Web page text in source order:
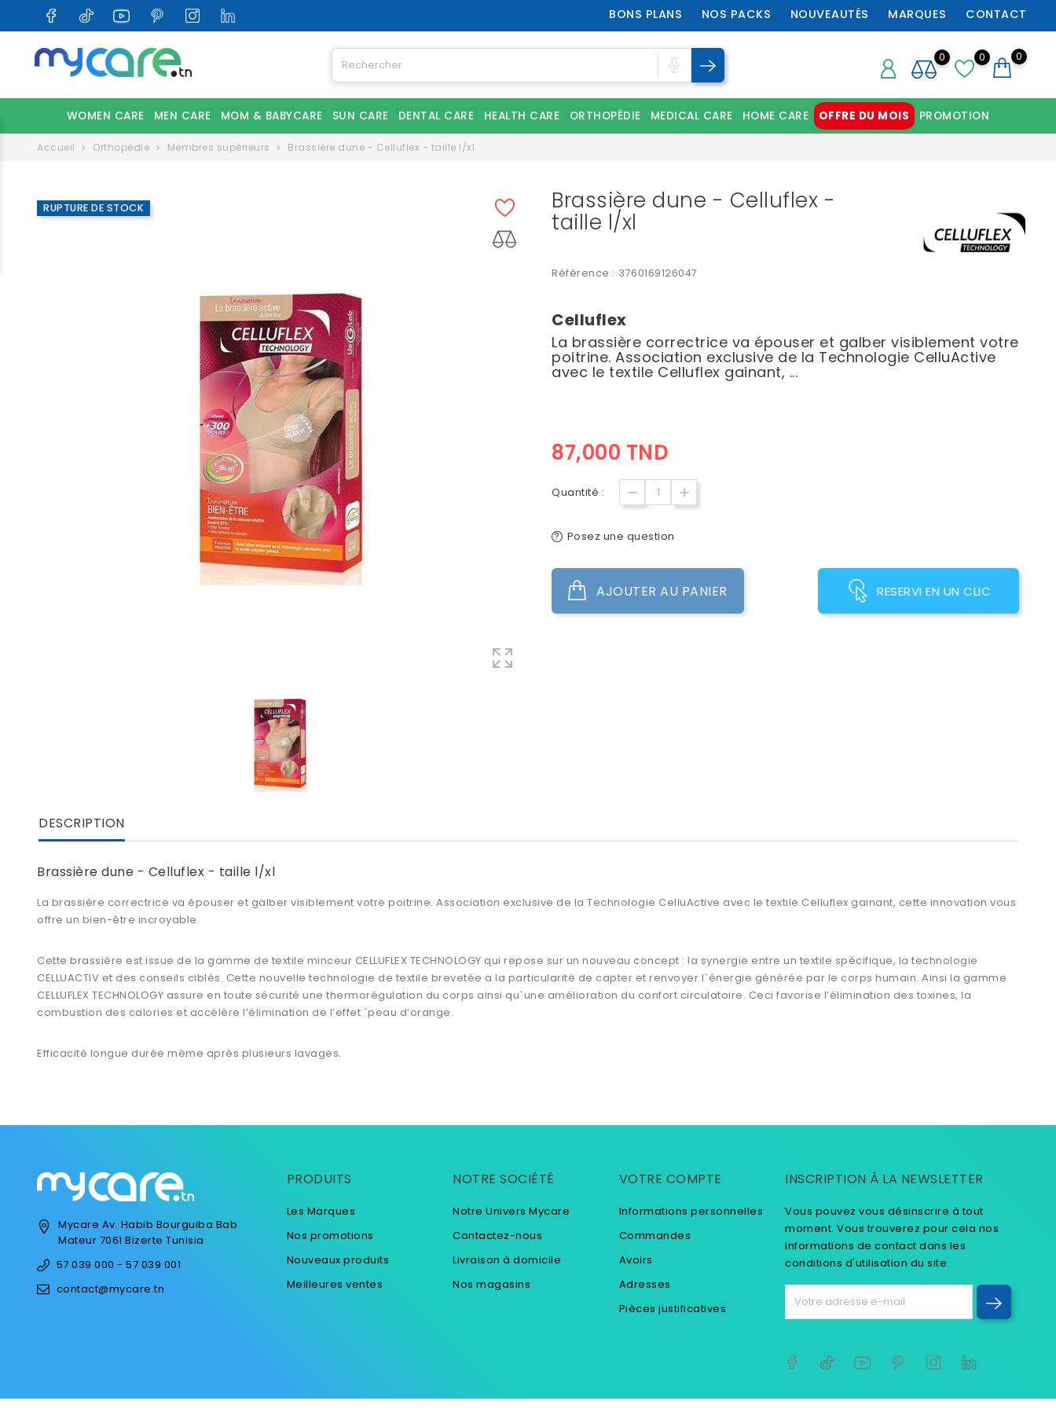
BONS PLANS NOS PACKS NOUVEAUTÉS MARQUES CONTACT
0 0
0
WOMEN CARE MEN CARE MOM & BABYCARE SUN CARE DENTAL CARE HEALTH CARE ORTHOPÉDIE MEDICAL CARE HOME CARE OFFRE DU MOIS PROMOTION
Accueil Orthopédie Membres supérieurs Brassière dune - Celluflex - taille l/xl
RUPTURE DE STOCK Brassière dune - Celluflex -
taille l/xl
Référence : 3760169126047
Celluflex
La brassière correctrice va épouser et galber visiblement votre
poitrine. Association exclusive de la Technologie CelluActive
avec le textile Celluflex gainant, ...
87,000 TND
Quantité :
Posez une question
AJOUTER AU PANIER RESERVI EN UN CLIC
DESCRIPTION
Brassière dune - Celluflex - taille l/xl
La brassière correctrice va épouser et galber visiblement votre poitrine. Association exclusive de la Technologie CelluActive avec le textile Celluflex gainant, cette innovation vous
offre un bien-être incroyable.
Cette brassière est issue de la gamme de textile minceur CELLUFLEX TECHNOLOGY qui repose sur un nouveau concept : la synergie entre un textile spécifique, la technologie
CELLUACTIV et des conseils ciblés. Cette nouvelle technologie de textile brevetée a la particularité de capter et renvoyer l`énergie générée par le corps humain. Ainsi la gamme
CELLUFLEX TECHNOLOGY assure en toute sécurité une thermorégulation du corps ainsi qu`une amélioration du confort circulatoire. Ceci favorise l’élimination des toxines, la
combustion des calories et accélère l’élimination de l’effet `peau d’orange.
Efficacité longue durée même après plusieurs lavages.
Mycare Av. Habib Bourguiba Bab
Mateur 7061 Bizerte Tunisia
57 039 000 - 57 039 001
contact@mycare.tn
PRODUITS
Les Marques
Nos promotions
Nouveaux produits
Meilleures ventes
NOTRE SOCIÉTÉ
Notre Univers Mycare
Contactez-nous
Livraison à domicile
Nos magasins
VOTRE COMPTE
Informations personnelles
Commandes
Avoirs
Adresses
Pièces justificatives
INSCRIPTION À LA NEWSLETTER
Vous pouvez vous désinscrire à tout
moment. Vous trouverez pour cela nos
informations de contact dans les
conditions d'utilisation du site.